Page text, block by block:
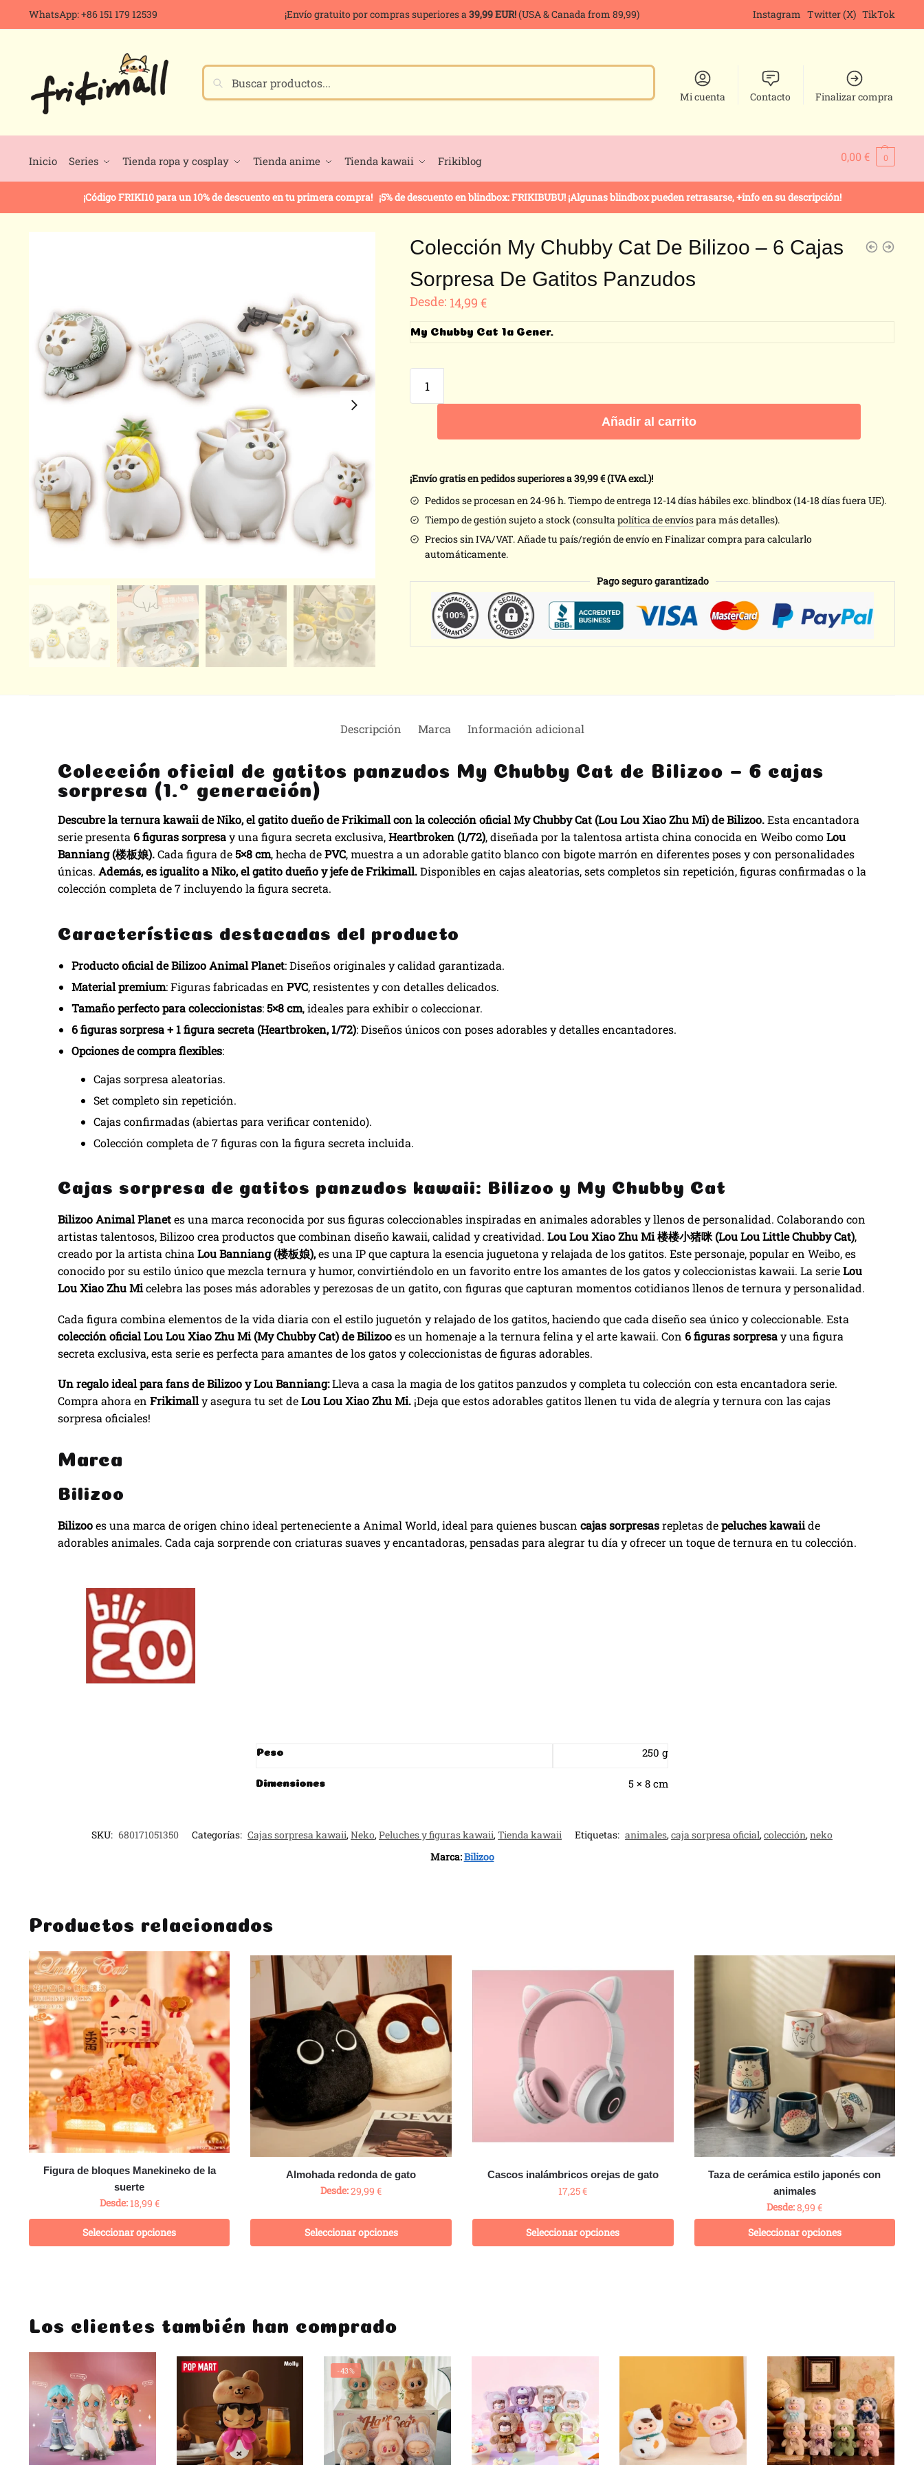
WhatsApp: +86 151 179 12539 ¡Envío gratuito por compras superiores a39,99 EUR!(USA & Canada from 89,99) Instagram Twitter (X) TikTok
Buscar
Mi cuenta Contacto Finalizar compra
Inicio Series Tienda ropa y cosplay Tienda anime Tienda kawaii Frikiblog 0,00€ 0
¡Código FRIKI10 para un 10% de descuento en tu primera compra! ¡5% de descuento en blindbox: FRIKIBUBU! ¡Algunas blindbox pueden retrasarse, +info en su descripción!
Colección My Chubby Cat De Bilizoo – 6 Cajas
Sorpresa De Gatitos Panzudos
Desde: 14,99€
My Chubby Cat 1a Gener.
Añadir al carrito
¡Envío gratis en pedidos superiores a 39,99€ (IVA excl.)!
Pedidos se procesan en 24-96 h. Tiempo de entrega 12-14 días hábiles exc. blindbox (14-18 días fuera UE).
Tiempo de gestión sujeto a stock (consultapolítica de envíospara más detalles).
Precios sin IVA/VAT. Añade tu país/región de envío en Finalizar compra para calcularlo
automáticamente.
Pago seguro garantizado
Descripción Marca Información adicional
Colección oficial de gatitos panzudos My Chubby Cat de Bilizoo – 6 cajas
sorpresa (1.º generación)
Descubre la ternura kawaii de Niko, el gatito dueño de Frikimall con la colección oficial My Chubby Cat (Lou Lou Xiao Zhu Mi) de Bilizoo.Esta encantadora
serie presenta 6 figuras sorpresay una figura secreta exclusiva,Heartbroken (1/72), diseñada por la talentosa artista china conocida en Weibo comoLou
Banniang (楼板娘).Cada figura de5×8 cm, hecha dePVC, muestra a un adorable gatito blanco con bigote marrón en diferentes poses y con personalidades
únicas. Además, es igualito a Niko, el gatito dueño y jefe de Frikimall.Disponibles en cajas aleatorias, sets completos sin repetición, figuras confirmadas o la
colección completa de 7 incluyendo la figura secreta.
Características destacadas del producto
Producto oficial de Bilizoo Animal Planet: Diseños originales y calidad garantizada.
Material premium: Figuras fabricadas en PVC, resistentes y con detalles delicados.
Tamaño perfecto para coleccionistas:5×8 cm, ideales para exhibir o coleccionar.
6 figuras sorpresa + 1 figura secreta (Heartbroken, 1/72): Diseños únicos con poses adorables y detalles encantadores.
Opciones de compra flexibles:
Cajas sorpresa aleatorias.
Set completo sin repetición.
Cajas confirmadas (abiertas para verificar contenido).
Colección completa de 7 figuras con la figura secreta incluida.
Cajas sorpresa de gatitos panzudos kawaii: Bilizoo y My Chubby Cat
Bilizoo Animal Planetes una marca reconocida por sus figuras coleccionables inspiradas en animales adorables y llenos de personalidad. Colaborando con
artistas talentosos, Bilizoo crea productos que combinan diseño kawaii, calidad y creatividad. Lou Lou Xiao Zhu Mi 楼楼小猪咪 (Lou Lou Little Chubby Cat),
creado por la artista chinaLou Banniang (楼板娘),es una IP que captura la esencia juguetona y relajada de los gatitos. Este personaje, popular en Weibo, es
conocido por su estilo único que mezcla ternura y humor, convirtiéndolo en un favorito entre los amantes de los gatos y coleccionistas kawaii. La serieLou
Lou Xiao Zhu Micelebra las poses más adorables y perezosas de un gatito, con figuras que capturan momentos cotidianos llenos de ternura y personalidad.
Cada figura combina elementos de la vida diaria con el estilo juguetón y relajado de los gatitos, haciendo que cada diseño sea único y coleccionable. Esta
colección oficial Lou Lou Xiao Zhu Mi (My Chubby Cat) de Bilizooes un homenaje a la ternura felina y el arte kawaii. Con 6 figuras sorpresay una figura
secreta exclusiva, esta serie es perfecta para amantes de los gatos y coleccionistas de figuras adorables.
Un regalo ideal para fans de Bilizoo y Lou Banniang:Lleva a casa la magia de los gatitos panzudos y completa tu colección con esta encantadora serie.
Compra ahora en Frikimally asegura tu set deLou Lou Xiao Zhu Mi.¡Deja que estos adorables gatitos llenen tu vida de alegría y ternura con las cajas
sorpresa oficiales!
Marca
Bilizoo
Bilizooes una marca de origen chino ideal perteneciente a Animal World, ideal para quienes buscan cajas sorpresasrepletas depeluches kawaiide
adorables animales. Cada caja sorprende con criaturas suaves y encantadoras, pensadas para alegrar tu día y ofrecer un toque de ternura en tu colección.
Peso 250 g
Dimensiones 5 × 8 cm
SKU: 680171051350 Categorías: Cajas sorpresa kawaii,Neko,Peluches y figuras kawaii,Tienda kawaii Etiquetas: animales,caja sorpresa oficial,colección,neko
Marca:Bilizoo
Productos relacionados
Figura de bloques Manekineko de la
suerte
Desde: 18,99 €
Seleccionar opciones
Almohada redonda de gato
Desde:29,99€
Seleccionar opciones
Cascos inalámbricos orejas de gato
17,25€
Seleccionar opciones
Taza de cerámica estilo japonés con
animales
Desde:8,99€
Seleccionar opciones
Los clientes también han comprado
-43%